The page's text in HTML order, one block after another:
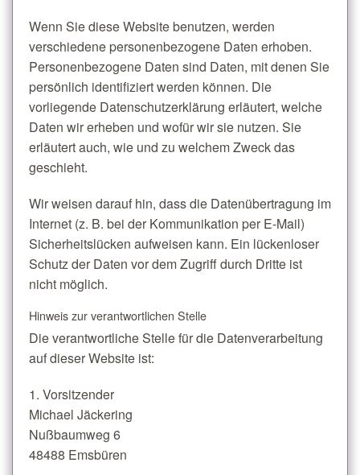
Wenn Sie diese Website benutzen, werden
verschiedene personenbezogene Daten erhoben.
Personenbezogene Daten sind Daten, mit denen Sie
persönlich identifiziert werden können. Die
vorliegende Datenschutzerklärung erläutert, welche
Daten wir erheben und wofür wir sie nutzen. Sie
erläutert auch, wie und zu welchem Zweck das
geschieht.
Wir weisen darauf hin, dass die Datenübertragung im
Internet (z. B. bei der Kommunikation per E-Mail)
Sicherheitslücken aufweisen kann. Ein lückenloser
Schutz der Daten vor dem Zugriff durch Dritte ist
nicht möglich.
Hinweis zur verantwortlichen Stelle
Die verantwortliche Stelle für die Datenverarbeitung
auf dieser Website ist:
1. Vorsitzender
Michael Jäckering
Nußbaumweg 6
48488 Emsbüren